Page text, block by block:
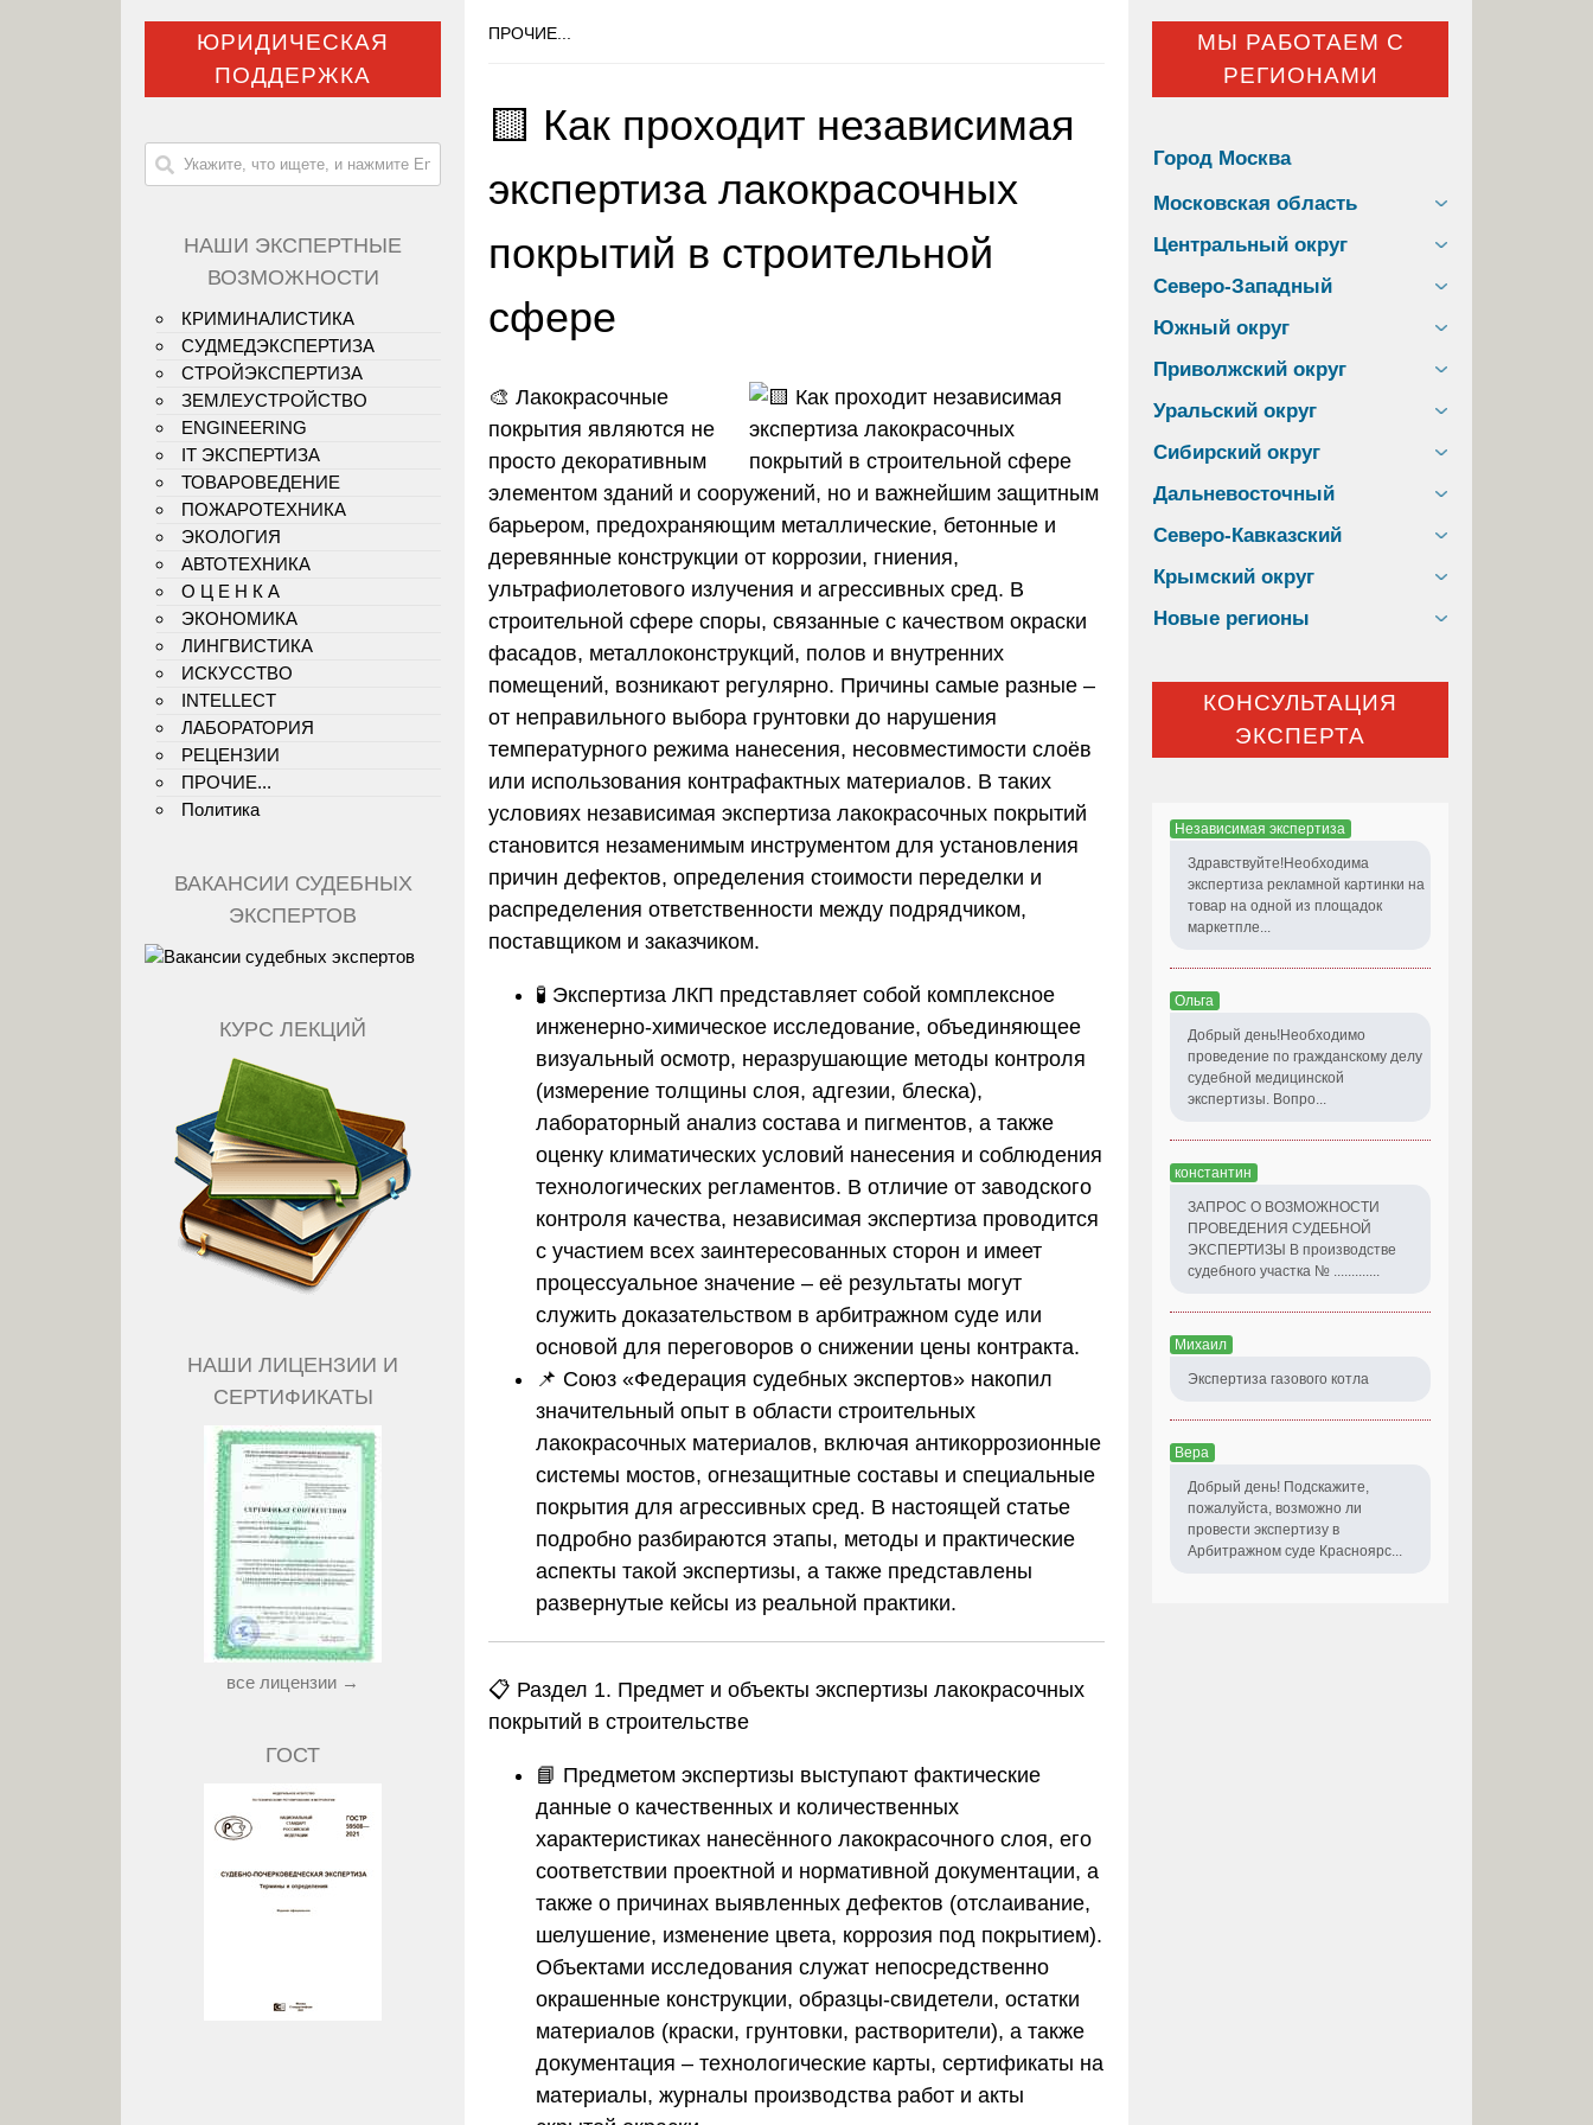
ПРОЧИЕ...
🟨 Как проходит независимая
экспертиза лакокрасочных
покрытий в строительной
сфере
🎨 Лакокрасочные
покрытия являются не
просто декоративным
элементом зданий и сооружений, но и важнейшим защитным
барьером, предохраняющим металлические, бетонные и
деревянные конструкции от коррозии, гниения,
ультрафиолетового излучения и агрессивных сред. В
строительной сфере споры, связанные с качеством окраски
фасадов, металлоконструкций, полов и внутренних
помещений, возникают регулярно. Причины самые разные –
от неправильного выбора грунтовки до нарушения
температурного режима нанесения, несовместимости слоёв
или использования контрафактных материалов. В таких
условиях независимая экспертиза лакокрасочных покрытий
становится незаменимым инструментом для установления
причин дефектов, определения стоимости переделки и
распределения ответственности между подрядчиком,
поставщиком и заказчиком.
🧪 Экспертиза ЛКП представляет собой комплексное
инженерно-химическое исследование, объединяющее
визуальный осмотр, неразрушающие методы контроля
(измерение толщины слоя, адгезии, блеска),
лабораторный анализ состава и пигментов, а также
оценку климатических условий нанесения и соблюдения
технологических регламентов. В отличие от заводского
контроля качества, независимая экспертиза проводится
с участием всех заинтересованных сторон и имеет
процессуальное значение – её результаты могут
служить доказательством в арбитражном суде или
основой для переговоров о снижении цены контракта.
📌 Союз «Федерация судебных экспертов» накопил
значительный опыт в области строительных
лакокрасочных материалов, включая антикоррозионные
системы мостов, огнезащитные составы и специальные
покрытия для агрессивных сред. В настоящей статье
подробно разбираются этапы, методы и практические
аспекты такой экспертизы, а также представлены
развернутые кейсы из реальной практики.
📋 Раздел 1. Предмет и объекты экспертизы лакокрасочных
покрытий в строительстве
📘 Предметом экспертизы выступают фактические
данные о качественных и количественных
характеристиках нанесённого лакокрасочного слоя, его
соответствии проектной и нормативной документации, а
также о причинах выявленных дефектов (отслаивание,
шелушение, изменение цвета, коррозия под покрытием).
Объектами исследования служат непосредственно
окрашенные конструкции, образцы-свидетели, остатки
материалов (краски, грунтовки, растворители), а также
документация – технологические карты, сертификаты на
материалы, журналы производства работ и акты
ЮРИДИЧЕСКАЯ
ПОДДЕРЖКА
НАШИ ЭКСПЕРТНЫЕ
ВОЗМОЖНОСТИ
КРИМИНАЛИСТИКА
СУДМЕДЭКСПЕРТИЗА
СТРОЙЭКСПЕРТИЗА
ЗЕМЛЕУСТРОЙСТВО
ENGINEERING
IT ЭКСПЕРТИЗА
ТОВАРОВЕДЕНИЕ
ПОЖАРОТЕХНИКА
ЭКОЛОГИЯ
АВТОТЕХНИКА
О Ц Е Н К А
ЭКОНОМИКА
ЛИНГВИСТИКА
ИСКУССТВО
INTELLECT
ЛАБОРАТОРИЯ
РЕЦЕНЗИИ
ПРОЧИЕ...
Политика
ВАКАНСИИ СУДЕБНЫХ
ЭКСПЕРТОВ
КУРС ЛЕКЦИЙ
НАШИ ЛИЦЕНЗИИ И
СЕРТИФИКАТЫ
все лицензии →
ГОСТ
МЫ РАБОТАЕМ С
РЕГИОНАМИ
Город Москва
Московская область
Центральный округ
Северо-Западный
Южный округ
Приволжский округ
Уральский округ
Сибирский округ
Дальневосточный
Северо-Кавказский
Крымский округ
Новые регионы
КОНСУЛЬТАЦИЯ
ЭКСПЕРТА
Независимая экспертиза
Здравствуйте!Необходима
экспертиза рекламной картинки на
товар на одной из площадок
маркетпле...
Ольга
Добрый день!Необходимо
проведение по гражданскому делу
судебной медицинской
экспертизы. Вопро...
константин
ЗАПРОС О ВОЗМОЖНОСТИ
ПРОВЕДЕНИЯ СУДЕБНОЙ
ЭКСПЕРТИЗЫ В производстве
судебного участка № .............
Михаил
Экспертиза газового котла
Вера
Добрый день! Подскажите,
пожалуйста, возможно ли
провести экспертизу в
Арбитражном суде Красноярс...